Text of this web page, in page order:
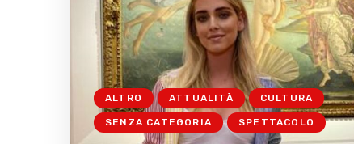
ALTRO ATTUALITÀ CULTURA
SENZA CATEGORIA SPETTACOLO